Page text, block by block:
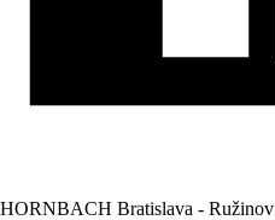
HORNBACH Bratislava - Ružinov